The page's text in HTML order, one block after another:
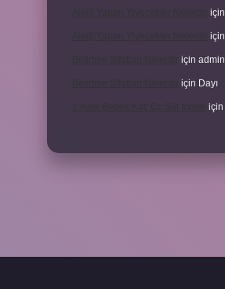
için
için
için admin
için Dayı
için